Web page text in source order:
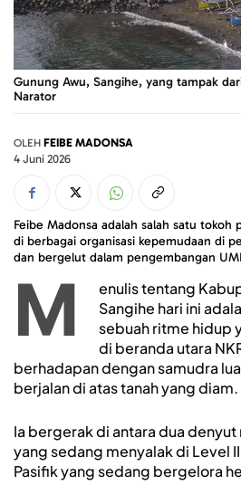
Gunung Awu, Sangihe, yang tampak
Narator
OLEH FEIBE MADONSA
4 Juni 2026
Feibe Madonsa adalah salah satu tokoh
di berbagai organisasi kepemudaan di
dan bergelut dalam pengembangan
M
enulis tentang
Sangihe hari ini
sebuah ritme hidup
di beranda utara
berhadapan dengan samudra
berjalan di atas tanah yang diam.
Ia bergerak di antara dua denyut
yang sedang menyalak di Level
Pasifik yang sedang bergelora